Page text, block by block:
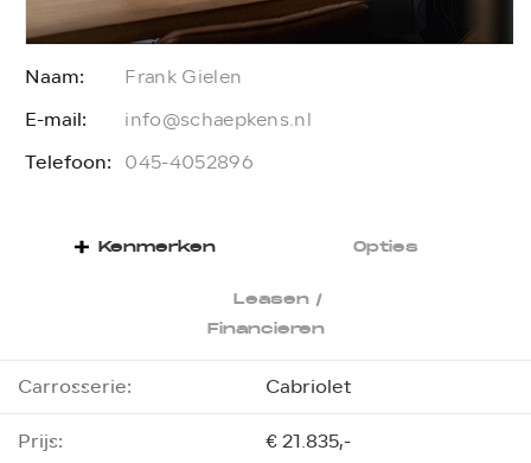
Naam: Frank Gielen
E-mail: info@schaepkens.nl
Telefoon: 045-4052896
Kenmerken Opties
Leasen /
Financieren
Carrosserie:
Cabriolet
Prijs:
€ 21.835,-